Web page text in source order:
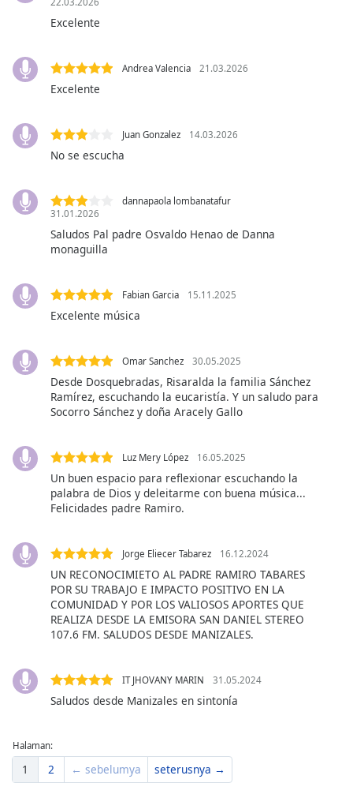
subtitles
settings,
opens
settings
dialog
subtitles
selected
in-
Picture
Fullscreen
modal
dialog
and
close
Text
Background
Color
Excelente
Andrea Valencia 21.03.2026
Excelente
Juan Gonzalez 14.03.2026
No se escucha
dannapaola lombanatafur
31.01.2026
Saludos Pal padre Osvaldo Henao de Danna
monaguilla
Fabian Garcia 15.11.2025
Excelente música
Omar Sanchez 30.05.2025
Desde Dosquebradas, Risaralda la familia Sánchez
Ramírez, escuchando la eucaristía. Y un saludo para
Socorro Sánchez y doña Aracely Gallo
Luz Mery López 16.05.2025
Un buen espacio para reflexionar escuchando la
palabra de Dios y deleitarme con buena música...
Felicidades padre Ramiro.
Jorge Eliecer Tabarez 16.12.2024
UN RECONOCIMIETO AL PADRE RAMIRO TABARES
POR SU TRABAJO E IMPACTO POSITIVO EN LA
COMUNIDAD Y POR LOS VALIOSOS APORTES QUE
REALIZA DESDE LA EMISORA SAN DANIEL STEREO
107.6 FM. SALUDOS DESDE MANIZALES.
IT JHOVANY MARIN 31.05.2024
Saludos desde Manizales en sintonía
Halaman:
1 2 ← sebelumya seterusnya →